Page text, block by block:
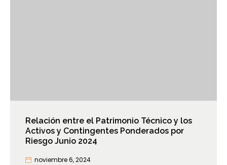
Relación entre el Patrimonio Técnico y los
Activos y Contingentes Ponderados por
Riesgo Junio 2024
noviembre 6, 2024